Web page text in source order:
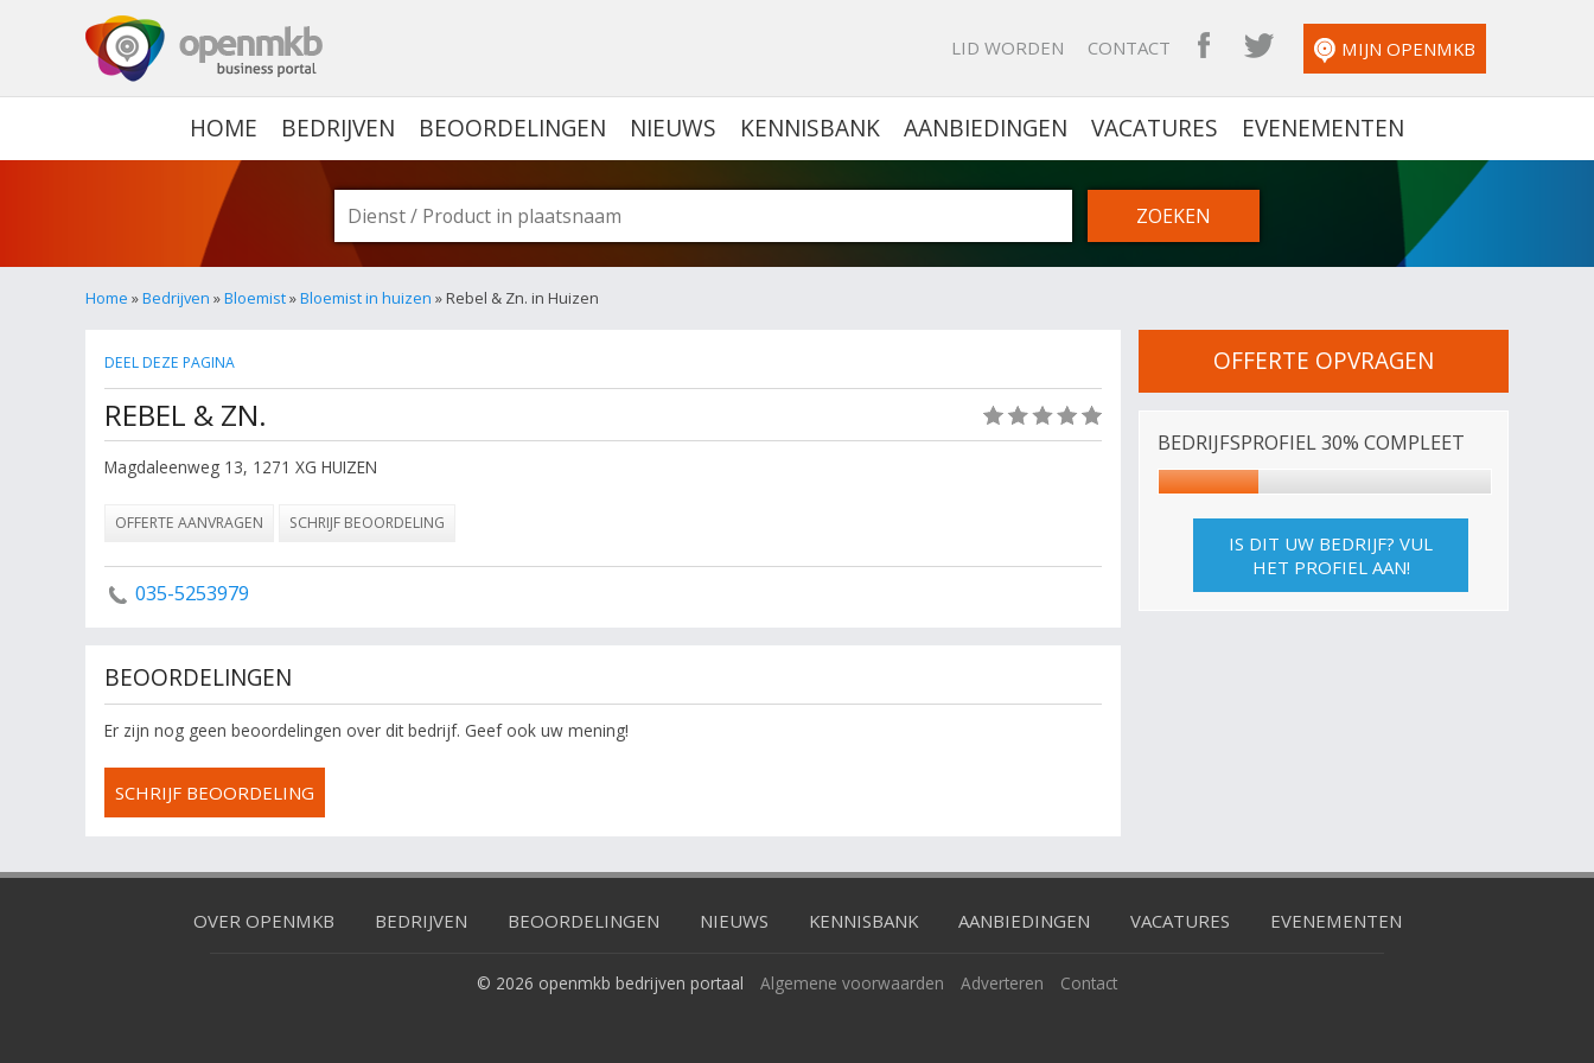
LID WORDEN CONTACT OPENMKB FACEBOOK
OPENMKB TWITTER
MIJN OPENMKB
HOME BEDRIJVEN BEOORDELINGEN NIEUWS KENNISBANK AANBIEDINGEN VACATURES EVENEMENTEN
Home »Bedrijven »Bloemist»Bloemist in huizen » Rebel & Zn. in Huizen
DEEL DEZE PAGINA
REBEL & ZN.
Magdaleenweg 13, 1271 XG HUIZEN
OFFERTE AANVRAGEN SCHRIJF BEOORDELING
035-5253979
BEOORDELINGEN
Er zijn nog geen beoordelingen over dit bedrijf. Geef ook uw mening!
SCHRIJF BEOORDELING
OFFERTE OPVRAGEN
BEDRIJFSPROFIEL 30% COMPLEET
IS DIT UW BEDRIJF? VUL
HET PROFIEL AAN!
OVER OPENMKB BEDRIJVEN BEOORDELINGEN NIEUWS KENNISBANK AANBIEDINGEN VACATURES EVENEMENTEN
© 2026 openmkb bedrijven portaal Algemene voorwaarden Adverteren Contact